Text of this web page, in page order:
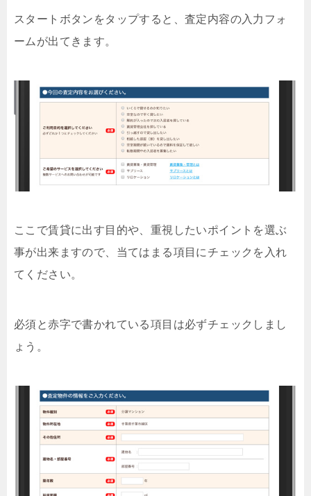
スタートボタンをタップすると、査定内容の入力フォ
ームが出てきます。
ここで賃貸に出す目的や、重視したいポイントを選ぶ
事が出来ますので、当てはまる項目にチェックを入れ
てください。
必須と赤字で書かれている項目は必ずチェックしまし
ょう。